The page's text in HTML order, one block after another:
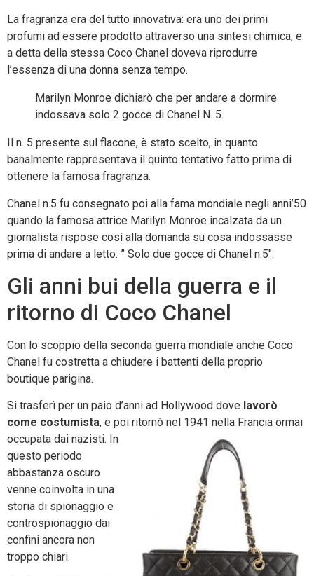
La fragranza era del tutto innovativa: era uno dei primi
profumi ad essere prodotto attraverso una sintesi chimica, e
a detta della stessa Coco Chanel doveva riprodurre
l’essenza di una donna senza tempo.
Marilyn Monroe dichiarò che per andare a dormire
indossava solo 2 gocce di Chanel N. 5.
Il n. 5 presente sul flacone, è stato scelto, in quanto
banalmente rappresentava il quinto tentativo fatto prima di
ottenere la famosa fragranza.
Chanel n.5 fu consegnato poi alla fama mondiale negli anni’50
quando la famosa attrice Marilyn Monroe incalzata da un
giornalista rispose così alla domanda su cosa indossasse
prima di andare a letto: ” Solo due gocce di Chanel n.5″.
Gli anni bui della guerra e il
ritorno di Coco Chanel
Con lo scoppio della seconda guerra mondiale anche Coco
Chanel fu costretta a chiudere i battenti della proprio
boutique parigina.
Si trasferì per un paio d’anni ad Hollywood dove lavorò
come costumista, e poi ritornò nel 1941 nella Francia ormai
occupata dai nazisti. In
questo periodo
abbastanza oscuro
venne coinvolta in una
storia di spionaggio e
controspionaggio dai
confini ancora non
troppo chiari.